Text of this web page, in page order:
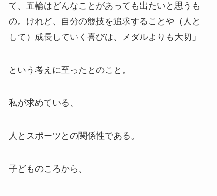
て、五輪はどんなことがあっても出たいと思うも
の。けれど、自分の競技を追求することや（人と
して）成長していく喜びは、メダルよりも大切」
という考えに至ったとのこと。
私が求めている、
人とスポーツとの関係性である。
子どものころから、